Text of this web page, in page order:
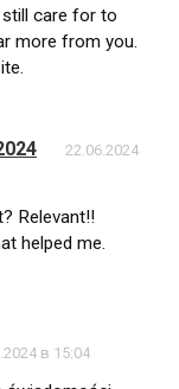
still care for to
more from you.
22.06.2024
Relevant!!
helped me.
в 15:04